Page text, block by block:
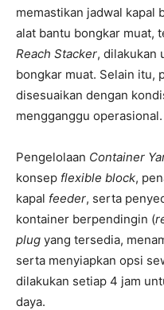
memastikan jadwal kapal
alat bantu bongkar muat,
Reach Stacker, dilakukan
bongkar muat. Selain itu,
disesuaikan dengan
mengganggu operasional.
Pengelolaan Container
konsep flexible block,
kapal feeder, serta
kontainer berpendingin (
plug yang tersedia,
serta menyiapkan opsi
dilakukan setiap 4 jam
daya.